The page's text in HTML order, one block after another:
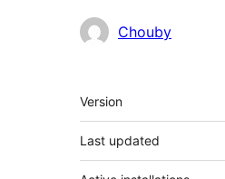
Contributeurs
Chouby
Méta
Version
Last updated